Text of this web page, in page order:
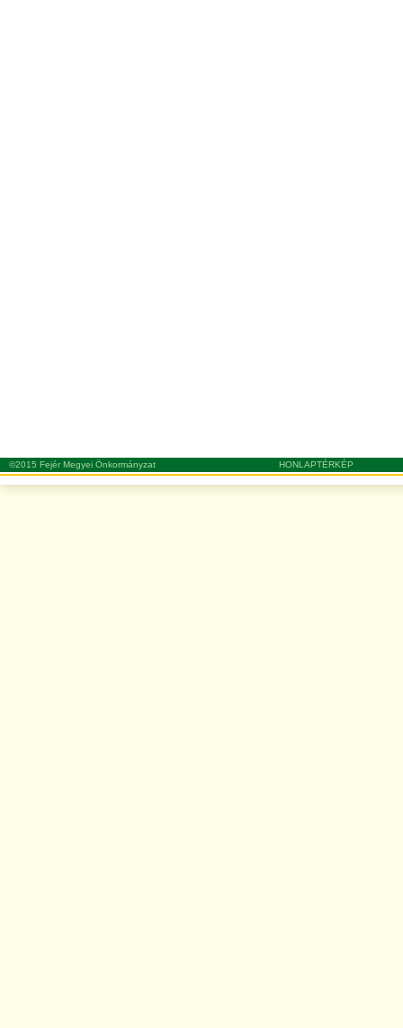
©2015 Fejér Megyei Önkormányzat HONLAPTÉRKÉP